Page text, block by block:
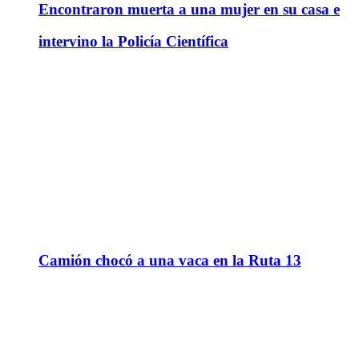
Encontraron muerta a una mujer en su casa e
intervino la Policía Científica
Camión chocó a una vaca en la Ruta 13